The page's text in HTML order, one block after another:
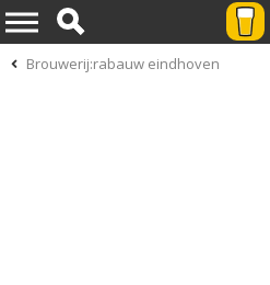
Brouwerij:rabauw eindhoven